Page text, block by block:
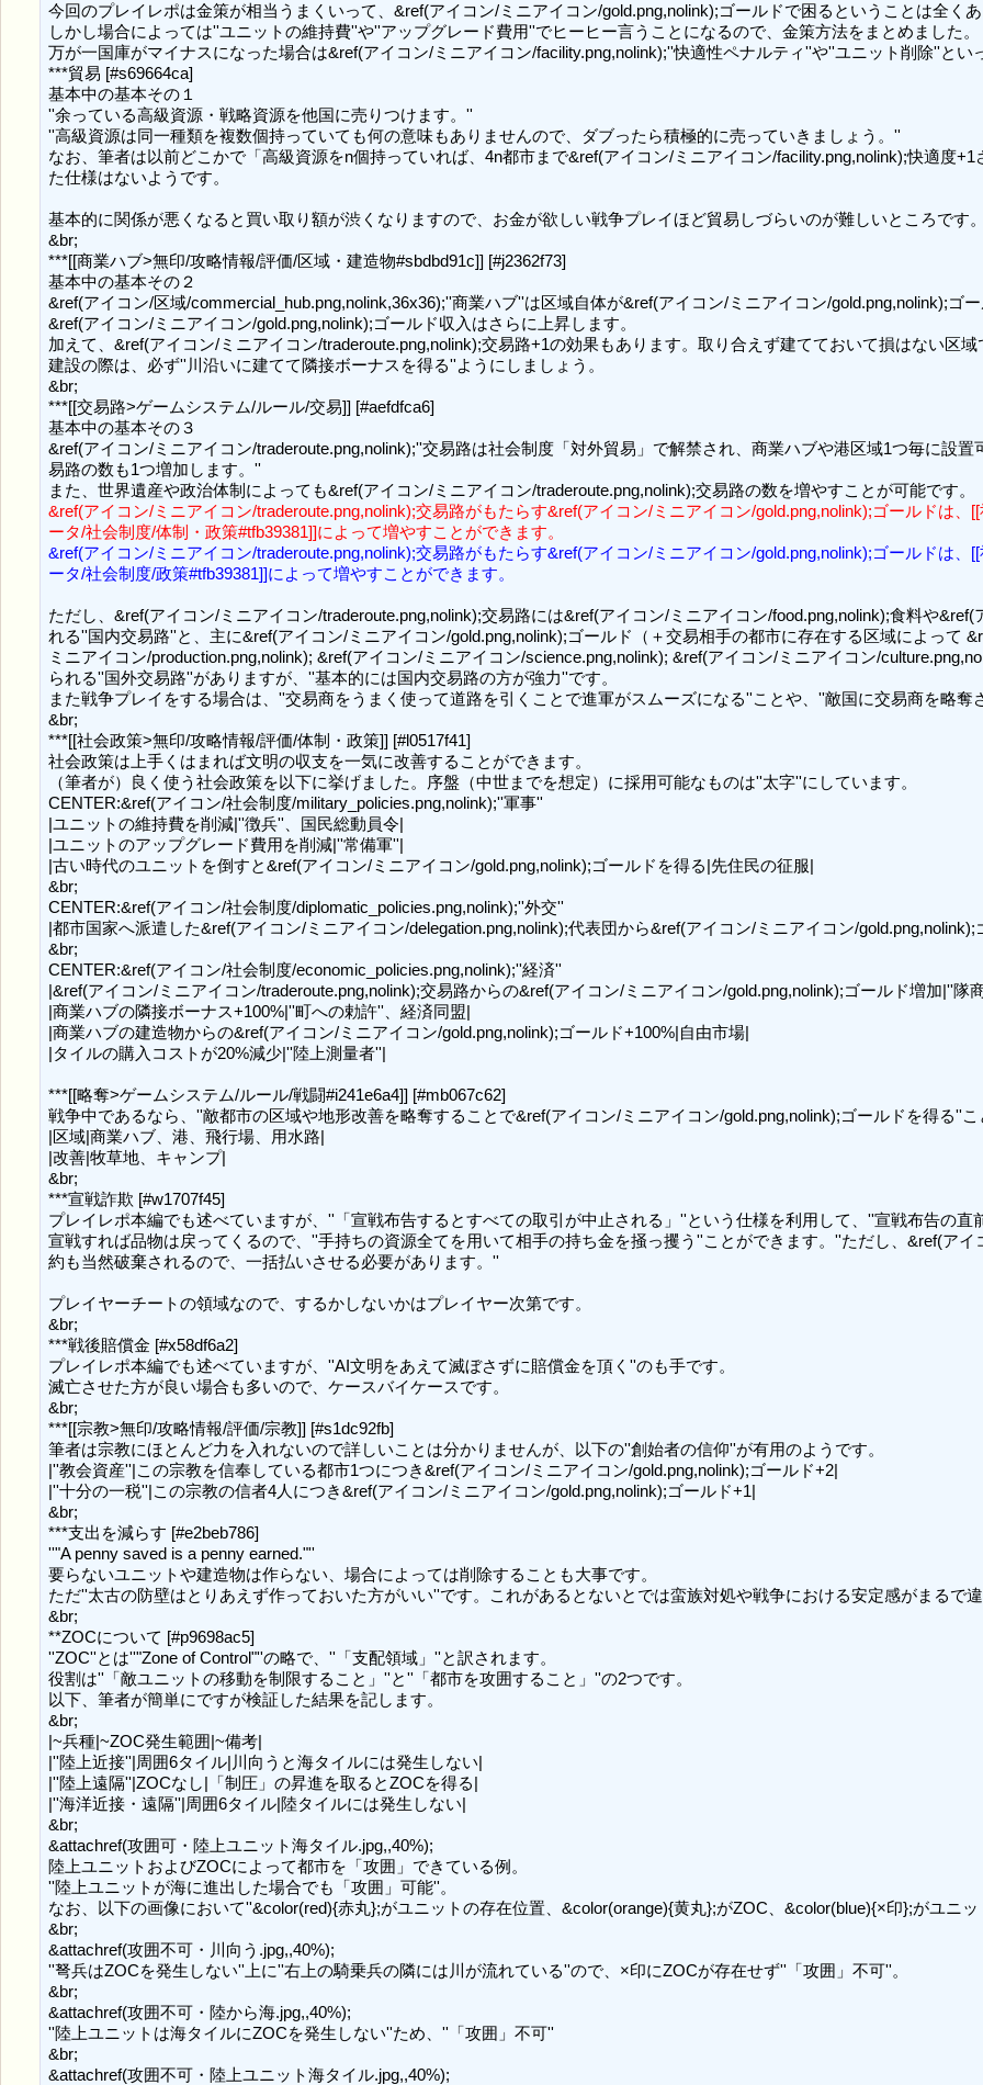
今回のプレイレポは金策が相当うまくいって、&ref(アイコン/ミニアイコン/gold.png,nolink);ゴールドで困るということは全く
しかし場合によっては''ユニットの維持費''や''アップグレード費用''でヒーヒー言うことになるので、金策方法をまとめました。
万が一国庫がマイナスになった場合は&ref(アイコン/ミニアイコン/facility.png,nolink);''快適性ペナルティ''や''ユニット削除''と
***貿易 [#s69664ca]
基本中の基本その１
''余っている高級資源・戦略資源を他国に売りつけます。''
''高級資源は同一種類を複数個持っていても何の意味もありませんので、ダブったら積極的に売っていきましょう。''
なお、筆者は以前どこかで「高級資源をn個持っていれば、4n都市まで&ref(アイコン/ミニアイコン/facility.png,nolink);快適度
た仕様はないようです。
基本的に関係が悪くなると買い取り額が渋くなりますので、お金が欲しい戦争プレイほど貿易しづらいのが難しいところです
&br;
***[[商業ハブ>無印/攻略情報/評価/区域・建造物#sbdbd91c]] [#j2362f73]
基本中の基本その２
&ref(アイコン/区域/commercial_hub.png,nolink,36x36);''商業ハブ''は区域自体が&ref(アイコン/ミニアイコン/gold.png,nolink);ゴ
&ref(アイコン/ミニアイコン/gold.png,nolink);ゴールド収入はさらに上昇します。
加えて、&ref(アイコン/ミニアイコン/traderoute.png,nolink);交易路+1の効果もあります。取り合えず建てておいて損はない区域
建設の際は、必ず''川沿いに建てて隣接ボーナスを得る''ようにしましょう。
&br;
***[[交易路>ゲームシステム/ルール/交易]] [#aefdfca6]
基本中の基本その３
&ref(アイコン/ミニアイコン/traderoute.png,nolink);''交易路は社会制度「対外貿易」で解禁され、商業ハブや港区域1つ毎に設
易路の数も1つ増加します。''
&ref(アイコン/ミニアイコン/traderoute.png,nolink);交易路がもたらす&ref(アイコン/ミニアイコン/gold.png,nolink);ゴールドは
ータ/社会制度/体制・政策#tfb39381]]によって増やすことができます。
&ref(アイコン/ミニアイコン/traderoute.png,nolink);交易路がもたらす&ref(アイコン/ミニアイコン/gold.png,nolink);ゴールドは
ータ/社会制度/政策#tfb39381]]によって増やすことができます。
ただし、&ref(アイコン/ミニアイコン/traderoute.png,nolink);交易路には&ref(アイコン/ミニアイコン/food.png,nolink);食料や
れる''国内交易路''と、主に&ref(アイコン/ミニアイコン/gold.png,nolink);ゴールド（＋交易相手の都市に存在する区域によって
ミニアイコン/production.png,nolink); &ref(アイコン/ミニアイコン/science.png,nolink); &ref(アイコン/ミニアイコン/
られる''国外交易路''がありますが、''基本的には国内交易路の方が強力''です。
また戦争プレイをする場合は、''交易商をうまく使って道路を引くことで進軍がスムーズになる''ことや、''敵国に交易商を略
&br;
***[[社会政策>無印/攻略情報/評価/体制・政策]] [#l0517f41]
社会政策は上手くはまれば文明の収支を一気に改善することができます。
（筆者が）良く使う社会政策を以下に挙げました。序盤（中世までを想定）に採用可能なものは''太字''にしています。
CENTER:&ref(アイコン/社会制度/military_policies.png,nolink);''軍事''
|ユニットの維持費を削減|''徴兵''、国民総動員令|
|ユニットのアップグレード費用を削減|''常備軍''|
|古い時代のユニットを倒すと&ref(アイコン/ミニアイコン/gold.png,nolink);ゴールドを得る|先住民の征服|
&br;
CENTER:&ref(アイコン/社会制度/diplomatic_policies.png,nolink);''外交''
|都市国家へ派遣した&ref(アイコン/ミニアイコン/delegation.png,nolink);代表団から&ref(アイコン/ミニアイコン/
&br;
CENTER:&ref(アイコン/社会制度/economic_policies.png,nolink);''経済''
|&ref(アイコン/ミニアイコン/traderoute.png,nolink);交易路からの&ref(アイコン/ミニアイコン/gold.png,nolink);ゴールド増加|''隊
|商業ハブの隣接ボーナス+100%|''町への勅許''、経済同盟|
|商業ハブの建造物からの&ref(アイコン/ミニアイコン/gold.png,nolink);ゴールド+100%|自由市場|
|タイルの購入コストが20%減少|''陸上測量者''|
***[[略奪>ゲームシステム/ルール/戦闘#i241e6a4]] [#mb067c62]
戦争中であるなら、''敵都市の区域や地形改善を略奪することで&ref(アイコン/ミニアイコン/gold.png,nolink);ゴールドを得る''
|区域|商業ハブ、港、飛行場、用水路|
|改善|牧草地、キャンプ|
&br;
***宣戦詐欺 [#w1707f45]
プレイレポ本編でも述べていますが、''「宣戦布告するとすべての取引が中止される」''という仕様を利用して、''宣戦布告の
宣戦すれば品物は戻ってくるので、''手持ちの資源全てを用いて相手の持ち金を掻っ攫う''ことができます。''ただし、&ref(ア
約も当然破棄されるので、一括払いさせる必要があります。''
プレイヤーチートの領域なので、するかしないかはプレイヤー次第です。
&br;
***戦後賠償金 [#x58df6a2]
プレイレポ本編でも述べていますが、''AI文明をあえて滅ぼさずに賠償金を頂く''のも手です。
滅亡させた方が良い場合も多いので、ケースバイケースです。
&br;
***[[宗教>無印/攻略情報/評価/宗教]] [#s1dc92fb]
筆者は宗教にほとんど力を入れないので詳しいことは分かりませんが、以下の''創始者の信仰''が有用のようです。
|''教会資産''|この宗教を信奉している都市1つにつき&ref(アイコン/ミニアイコン/gold.png,nolink);ゴールド+2|
|''十分の一税''|この宗教の信者4人につき&ref(アイコン/ミニアイコン/gold.png,nolink);ゴールド+1|
&br;
***支出を減らす [#e2beb786]
''"A penny saved is a penny earned."''
要らないユニットや建造物は作らない、場合によっては削除することも大事です。
ただ''太古の防壁はとりあえず作っておいた方がいい''です。これがあるとないとでは蛮族対処や戦争における安定感がまるで
&br;
**ZOCについて [#p9698ac5]
''ZOC''とは''"Zone of Control"''の略で、''「支配領域」''と訳されます。
役割は''「敵ユニットの移動を制限すること」''と''「都市を攻囲すること」''の2つです。
以下、筆者が簡単にですが検証した結果を記します。
&br;
|~兵種|~ZOC発生範囲|~備考|
|''陸上近接''|周囲6タイル|川向うと海タイルには発生しない|
|''陸上遠隔''|ZOCなし|「制圧」の昇進を取るとZOCを得る|
|''海洋近接・遠隔''|周囲6タイル|陸タイルには発生しない|
&br;
&attachref(攻囲可・陸上ユニット海タイル.jpg,,40%);
陸上ユニットおよびZOCによって都市を「攻囲」できている例。
''陸上ユニットが海に進出した場合でも「攻囲」可能''。
なお、以下の画像において''&color(red){赤丸};がユニットの存在位置、&color(orange){黄丸};がZOC、&color(blue){×印};がユニ
&br;
&attachref(攻囲不可・川向う.jpg,,40%);
''弩兵はZOCを発生しない''上に''右上の騎乗兵の隣には川が流れている''ので、×印にZOCが存在せず''「攻囲」不可''。
&br;
&attachref(攻囲不可・陸から海.jpg,,40%);
''陸上ユニットは海タイルにZOCを発生しない''ため、''「攻囲」不可''
&br;
&attachref(攻囲不可・陸上ユニット海タイル.jpg,,40%);